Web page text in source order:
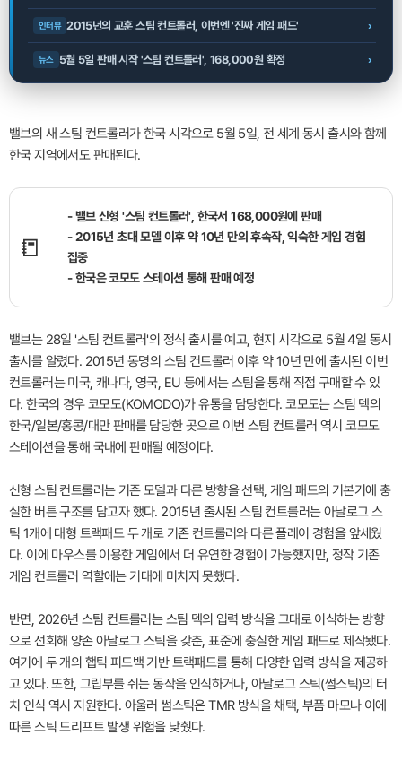
인터뷰 2015년의 교훈 스팀 컨트롤러, 이번엔 '진짜 게임 패드' ›
뉴스 5월 5일 판매 시작 '스팀 컨트롤러', 168,000원 확정 ›
밸브의 새 스팀 컨트롤러가 한국 시각으로 5월 5일, 전 세계 동시 출시와 함께
한국 지역에서도 판매된다.
📒
- 밸브 신형 '스팀 컨트롤러', 한국서 168,000원에 판매
- 2015년 초대 모델 이후 약 10년 만의 후속작, 익숙한 게임 경험
집중
- 한국은 코모도 스테이션 통해 판매 예정
밸브는 28일 '스팀 컨트롤러'의 정식 출시를 예고, 현지 시각으로 5월 4일 동시
출시를 알렸다. 2015년 동명의 스팀 컨트롤러 이후 약 10년 만에 출시된 이번
컨트롤러는 미국, 캐나다, 영국, EU 등에서는 스팀을 통해 직접 구매할 수 있
다. 한국의 경우 코모도(KOMODO)가 유통을 담당한다. 코모도는 스팀 덱의
한국/일본/홍콩/대만 판매를 담당한 곳으로 이번 스팀 컨트롤러 역시 코모도
스테이션을 통해 국내에 판매될 예정이다.
신형 스팀 컨트롤러는 기존 모델과 다른 방향을 선택, 게임 패드의 기본기에 충
실한 버튼 구조를 담고자 했다. 2015년 출시된 스팀 컨트롤러는 아날로그 스
틱 1개에 대형 트랙패드 두 개로 기존 컨트롤러와 다른 플레이 경험을 앞세웠
다. 이에 마우스를 이용한 게임에서 더 유연한 경험이 가능했지만, 정작 기존
게임 컨트롤러 역할에는 기대에 미치지 못했다.
반면, 2026년 스팀 컨트롤러는 스팀 덱의 입력 방식을 그대로 이식하는 방향
으로 선회해 양손 아날로그 스틱을 갖춘, 표준에 충실한 게임 패드로 제작됐다.
여기에 두 개의 햅틱 피드백 기반 트랙패드를 통해 다양한 입력 방식을 제공하
고 있다. 또한, 그립부를 쥐는 동작을 인식하거나, 아날로그 스틱(썸스틱)의 터
치 인식 역시 지원한다. 아울러 썸스틱은 TMR 방식을 채택, 부품 마모나 이에
따른 스틱 드리프트 발생 위험을 낮췄다.